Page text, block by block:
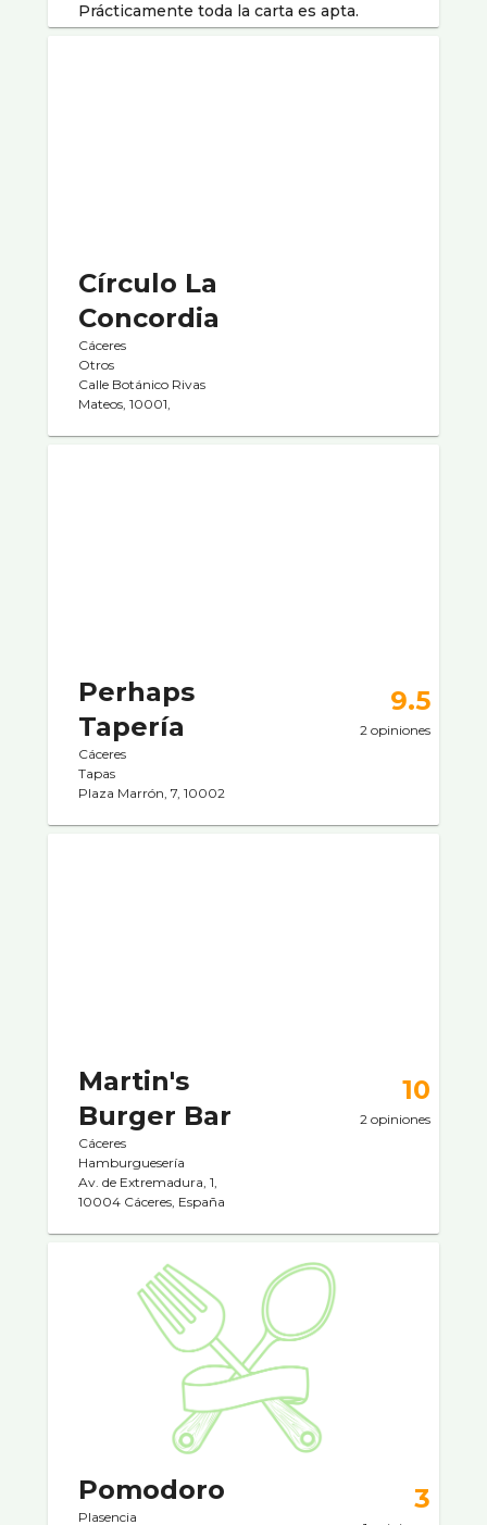
Prácticamente toda la carta es apta.
Cí­rculo La
Concordia
Cáceres
Otros
Calle Botánico Rivas
Mateos, 10001,
Perhaps
Taperí­a
Cáceres
Tapas
Plaza Marrón, 7, 10002
9.5
2 opiniones
Martin's
Burger Bar
Cáceres
Hamburgueserí­a
Av. de Extremadura, 1,
10004 Cáceres, España
10
2 opiniones
Pomodoro
Plasencia
3